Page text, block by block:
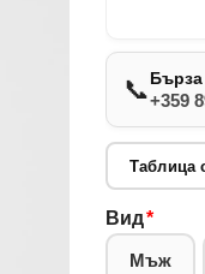
📞+359
Таблица
Вид*
Мъж